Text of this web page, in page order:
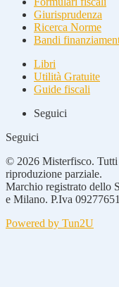
Giurisprudenza
Ricerca Norme
Bandi
Libri
Utilità Gratuite
Guide fiscali
Seguici
Seguici
© 2026 Misterfisco. Tutti
riproduzione parziale.
Marchio registrato dello
e Milano. P.Iva
Powered by Tun2U